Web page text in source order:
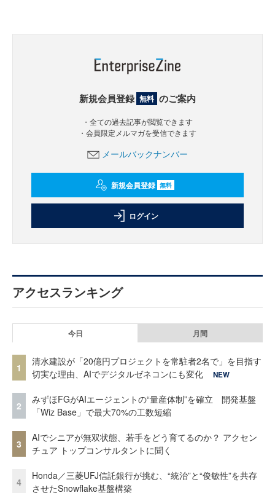
新規会員登録 無料 のご案内
・全ての過去記事が閲覧できます
・会員限定メルマガを受信できます
メールバックナンバー
新規会員登録 無料
ログイン
アクセスランキング
今日 月間
1
清水建設が「20億円プロジェクトを常駐者2名で」を目指す
切実な理由、AIでデジタルゼネコンにも変化
NEW
2
みずほFGがAIエージェントの“量産体制”を確立 開発基盤
「Wiz Base」で最大70%の工数短縮
3
AIでシニアが無双状態、若手をどう育てるのか？ アクセン
チュア トップコンサルタントに聞く
4
Honda／三菱UFJ信託銀行が挑む、“統治”と“俊敏性”を共存
させたSnowflake基盤構築